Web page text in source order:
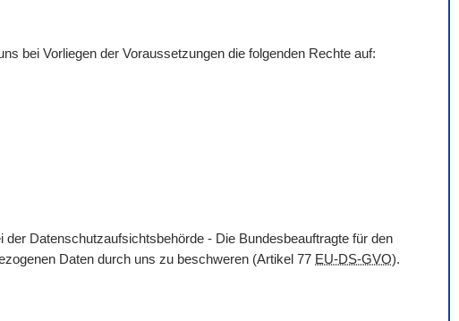
bei Vorliegen der Voraussetzungen die folgenden Rechte auf:
Datenschutzaufsichtsbehörde - Die Bundesbeauftragte für den
Daten durch uns zu beschweren (Artikel 77 EU-DS-GVO).